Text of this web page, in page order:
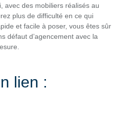
avec des mobiliers réalisés au
plus de difficulté en ce qui
et facile à poser, vous êtes sûr
défaut d’agencement avec la
lien :